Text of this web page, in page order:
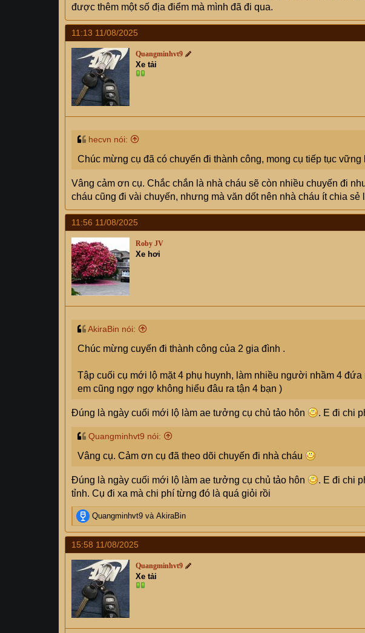
được thêm một số địa điểm mà mình đã đi qua.
11:13 11/08/2025
Quangminhvt9
Xe tải
hecvn nói:
Chúc mừng cụ đã có chuyến đi thành công, mong cụ tiếp tục
Vâng cảm ơn cụ. Chắc chắn là nhà cháu sẽ còn nhiều chuyến đi
cháu cũng đi vài chuyến, nhưng mà văn dốt nên nhà cháu ít chia sẻ
11:56 11/08/2025
Roby JV
Xe hơi
AkiraBin nói:
Chúc mừng cuyến đi thành công của 2 gia đình .
Tập cuối cụ mới lộ mặt 4 phụ huynh, làm nhiều người nhầm 4 đứa
em cũng ngợ ngợ không hiểu đâu ra tận 4 bạn )
Đúng là ngày cuối mới lộ làm ae tưởng cụ chủ tảo hôn . E đi chi
Quangminhvt9 nói:
Vâng cụ. Cảm ơn cụ đã theo dõi chuyến đi nhà cháu
Đúng là ngày cuối mới lộ làm ae tưởng cụ chủ tảo hôn
. E đi chi
tỉnh. Cụ đi xa mà chi phí từng đó là quá giỏi rồi
R
e
a
c
t
i
o
n
s
:
Quangminhvt9 và AkiraBin
15:58 11/08/2025
Quangminhvt9
Xe tải